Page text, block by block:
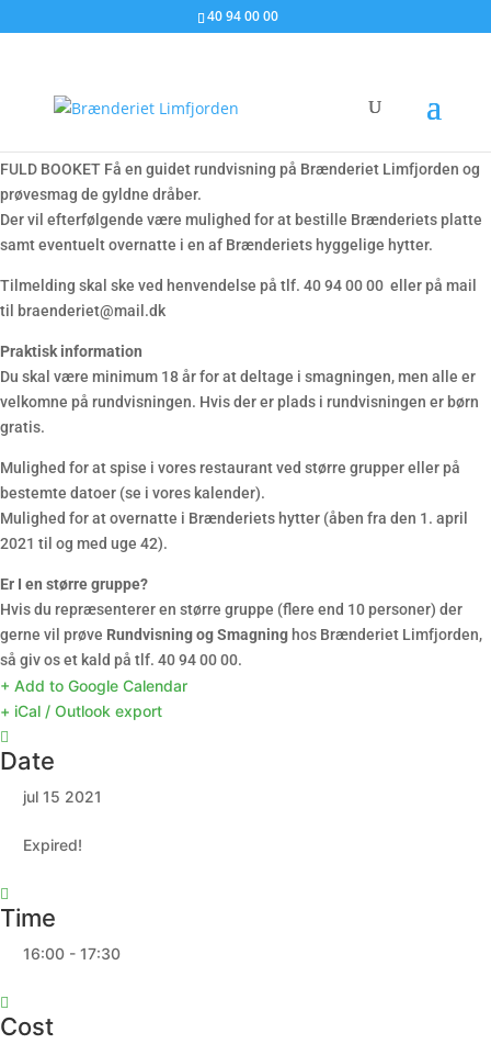
40 94 00 00
Rundvisning med smagsprøver
FULD BOOKET Få en guidet rundvisning på Brænderiet Limfjorden og
prøvesmag de gyldne dråber.
Der vil efterfølgende være mulighed for at bestille Brænderiets platte
samt eventuelt overnatte i en af Brænderiets hyggelige hytter.
Tilmelding skal ske ved henvendelse på tlf. 40 94 00 00 eller på mail
til braenderiet@mail.dk
Praktisk information
Du skal være minimum 18 år for at deltage i smagningen, men alle er
velkomne på rundvisningen. Hvis der er plads i rundvisningen er børn
gratis.
Mulighed for at spise i vores restaurant ved større grupper eller på
bestemte datoer (se i vores kalender).
Mulighed for at overnatte i Brænderiets hytter (åben fra den 1. april
2021 til og med uge 42).
Er I en større gruppe?
Hvis du repræsenterer en større gruppe (flere end 10 personer) der
gerne vil prøve Rundvisning og Smagning hos Brænderiet Limfjorden,
så giv os et kald på tlf. 40 94 00 00.
+ Add to Google Calendar
+ iCal / Outlook export
Date
jul 15 2021
Expired!
Time
16:00 - 17:30
Cost